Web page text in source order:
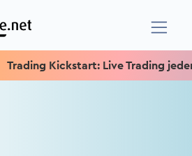
Trading Kickstart: Live Trading jeden